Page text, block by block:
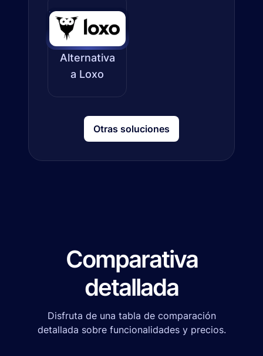
Alternativa
a Loxo
Otras soluciones
Comparativa
detallada
Disfruta de una tabla de comparación
detallada sobre funcionalidades y precios.